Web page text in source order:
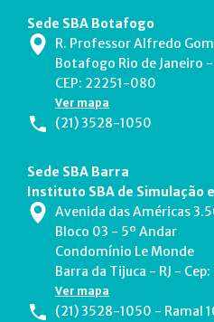
Sede SBA Botafogo
R. Professor Alfredo
Botafogo Rio de Janeiro -
CEP: 22251-080
Ver mapa
(21) 3528-1050
Sede SBA Barra
Instituto SBA de Simulação
Avenida das Américas
Bloco 03 - 5º Andar
Condomínio Le Monde
Barra da Tijuca - RJ -
Ver mapa
(21) 3528-1050 - Ramal